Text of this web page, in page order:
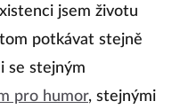
jsem životu
potkávat stejně
se stejným
pro humor, stejnými